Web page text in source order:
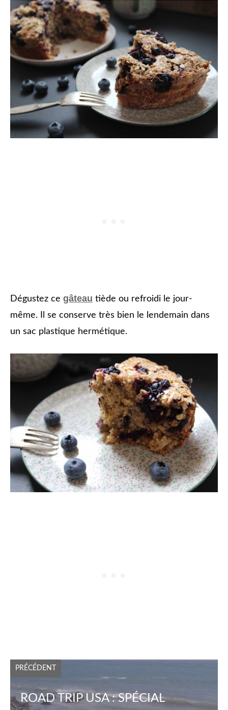
Dégustez ce gâteau tiède ou refroidi le jour-
même. Il se conserve très bien le lendemain dans
un sac plastique hermétique.
PRÉCÉDENT
ROAD TRIP USA : SPÉCIAL